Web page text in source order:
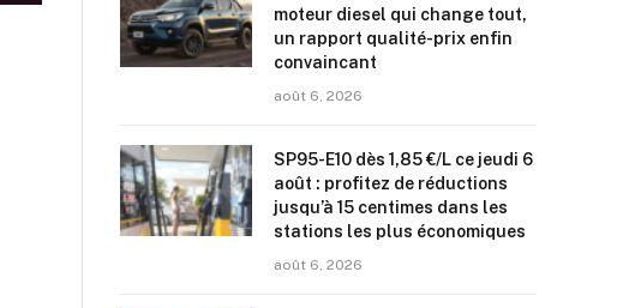
moteur diesel qui change tout,
un rapport qualité-prix enfin
convaincant
août 6, 2026
SP95-E10 dès 1,85 €/L ce jeudi 6
août : profitez de réductions
jusqu’à 15 centimes dans les
stations les plus économiques
août 6, 2026